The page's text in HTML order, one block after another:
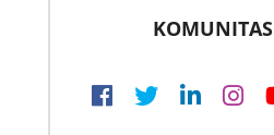
KOMUNITAS